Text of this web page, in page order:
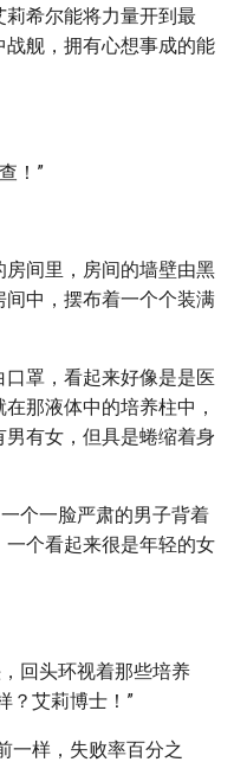
希尔能将力量开到最
舰，拥有心想事成的能
！”
间里，房间的墙壁由黑
中，摆布着一个个装满
罩，看起来好像是是医
那液体中的培养柱中，
有女，但具是蜷缩着身
个一脸严肃的男子背着
个看起来很是年轻的女
回头环视着那些培养
？艾莉博士！”
一样，失败率百分之